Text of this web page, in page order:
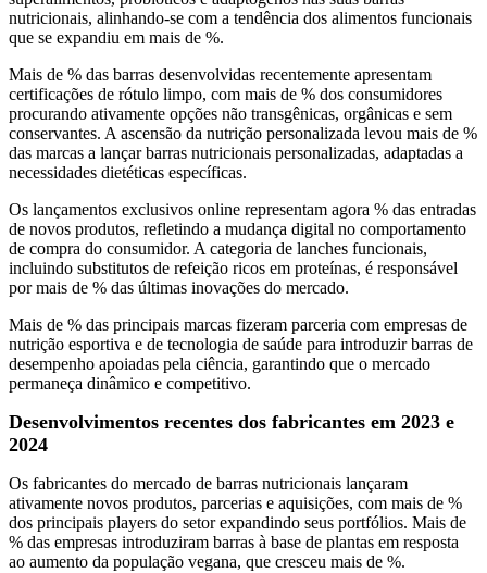
nutricionais, alinhando-se com a tendência dos alimentos funcionais
que se expandiu em mais de %.
Mais de % das barras desenvolvidas recentemente apresentam
certificações de rótulo limpo, com mais de % dos consumidores
procurando ativamente opções não transgênicas, orgânicas e sem
conservantes. A ascensão da nutrição personalizada levou mais de %
das marcas a lançar barras nutricionais personalizadas, adaptadas a
necessidades dietéticas específicas.
Os lançamentos exclusivos online representam agora % das entradas
de novos produtos, refletindo a mudança digital no comportamento
de compra do consumidor. A categoria de lanches funcionais,
incluindo substitutos de refeição ricos em proteínas, é responsável
por mais de % das últimas inovações do mercado.
Mais de % das principais marcas fizeram parceria com empresas de
nutrição esportiva e de tecnologia de saúde para introduzir barras de
desempenho apoiadas pela ciência, garantindo que o mercado
permaneça dinâmico e competitivo.
Desenvolvimentos recentes dos fabricantes em 2023 e
2024
Os fabricantes do mercado de barras nutricionais lançaram
ativamente novos produtos, parcerias e aquisições, com mais de %
dos principais players do setor expandindo seus portfólios. Mais de
% das empresas introduziram barras à base de plantas em resposta
ao aumento da população vegana, que cresceu mais de %.